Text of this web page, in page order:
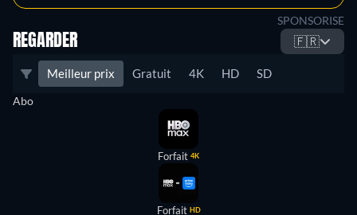
SPONSORISE
REGARDER 🇫🇷
Meilleur prix Gratuit 4K HD SD
Abo
Forfait 4K
Forfait HD